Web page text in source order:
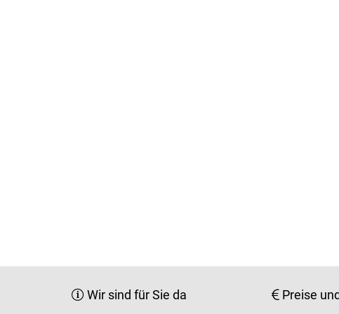
Wir sind für Sie da Preise